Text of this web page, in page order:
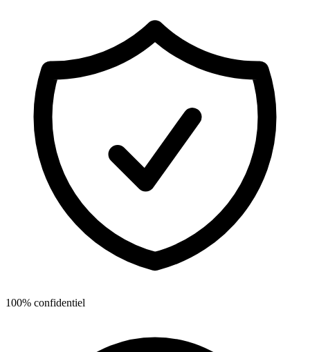
100% confidentiel